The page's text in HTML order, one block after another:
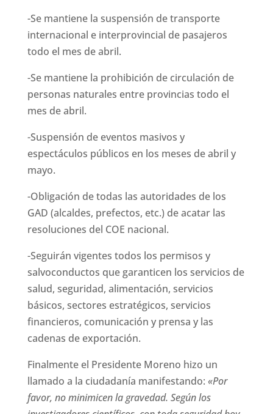
-Se mantiene la suspensión de transporte
internacional e interprovincial de pasajeros
todo el mes de abril.
-Se mantiene la prohibición de circulación de
personas naturales entre provincias todo el
mes de abril.
-Suspensión de eventos masivos y
espectáculos públicos en los meses de abril y
mayo.
-Obligación de todas las autoridades de los
GAD (alcaldes, prefectos, etc.) de acatar las
resoluciones del COE nacional.
-Seguirán vigentes todos los permisos y
salvoconductos que garanticen los servicios de
salud, seguridad, alimentación, servicios
básicos, sectores estratégicos, servicios
financieros, comunicación y prensa y las
cadenas de exportación.
Finalmente el Presidente Moreno hizo un
llamado a la ciudadanía manifestando: «Por
favor, no minimicen la gravedad. Según los